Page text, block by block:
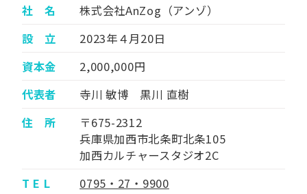
社 名
株式会社AnZog（アンゾ）
設 立
2023年４月20日
資本金
2,000,000円
代表者
寺川 敏博 黒川 直樹
住 所
〒675-2312
兵庫県加西市北条町北条105
加西カルチャースタジオ2C
T E L
0795・27・9900